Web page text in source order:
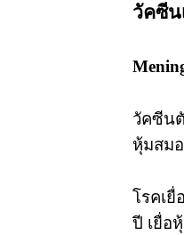
วัคซีน
วัคซีน
หุ้มสม
โรคเ
ปี เยื่อ